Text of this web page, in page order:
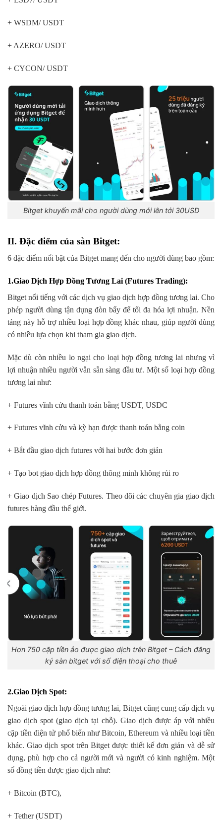
+ WSDM/ USDT
+ AZERO/ USDT
+ CYCON/ USDT
Bitget khuyến mãi cho người dùng mới lên tới 30USD
II. Đặc điểm của sàn Bitget:
6 đặc điểm nổi bật của Bitget mang đến cho người dùng bao gồm:
1.Giao Dịch Hợp Đồng Tương Lai (Futures Trading):
Bitget nổi tiếng với các dịch vụ giao dịch hợp đồng tương lai. Cho
phép người dùng tận dụng đòn bẩy để tối đa hóa lợi nhuận. Nền
tảng này hỗ trợ nhiều loại hợp đồng khác nhau, giúp người dùng
có nhiều lựa chọn khi tham gia giao dịch.
Mặc dù còn nhiều lo ngại cho loại hợp đồng tương lai nhưng vì
lợi nhuận nhiều người vẫn sẵn sàng đầu tư. Một số loại hợp đồng
tương lai như:
+ Futures vĩnh cửu thanh toán bằng USDT, USDC
+ Futures vĩnh cửu và kỳ hạn được thanh toán bằng coin
+ Bắt đầu giao dịch futures với hai bước đơn giản
+ Tạo bot giao dịch hợp đồng thông minh không rủi ro
+ Giao dịch Sao chép Futures. Theo dõi các chuyên gia giao dịch
futures hàng đầu thế giới.
Hơn 750 cặp tiền ảo được giao dịch trên Bitget – Cách đăng
ký sàn bitget với số điện thoại cho thuê
2.Giao Dịch Spot:
Ngoài giao dịch hợp đồng tương lai, Bitget cũng cung cấp dịch vụ
giao dịch spot (giao dịch tại chỗ). Giao dịch được áp với nhiều
cặp tiền điện tử phổ biến như Bitcoin, Ethereum và nhiều loại tiền
khác. Giao dịch spot trên Bitget được thiết kế đơn giản và dễ sử
dụng, phù hợp cho cả người mới và người có kinh nghiệm. Một
số đồng tiền được giao dịch như:
+ Bitcoin (BTC),
+ Tether (USDT)